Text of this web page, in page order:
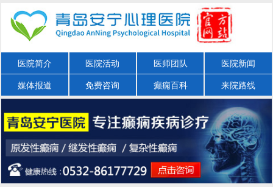
医院简介 医院活动 医师团队 医院新闻
媒体报道 免费咨询 癫痫百科 来院路线